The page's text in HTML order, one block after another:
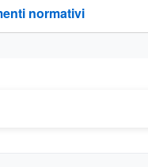
normativi